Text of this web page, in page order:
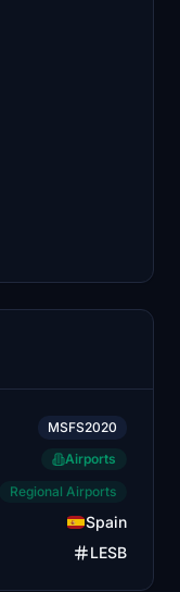
MSFS2020
Airports
Regional Airports
Spain
LESB